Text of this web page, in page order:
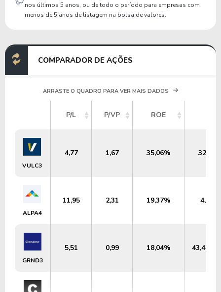
nos últimos 5 anos, ou de todo o período para empresas com
menos de 5 anos de listagem na bolsa de valores.
COMPARADOR DE AÇÕES
ARRASTE O QUADRO PARA VER MAIS DADOS
P/L P/VP ROE
VULC3
4,77 1,67 35,06%
ALPA4
11,95 2,31 19,37% 4,41%
GRND3
5,51 0,99 18,04% 43,44%